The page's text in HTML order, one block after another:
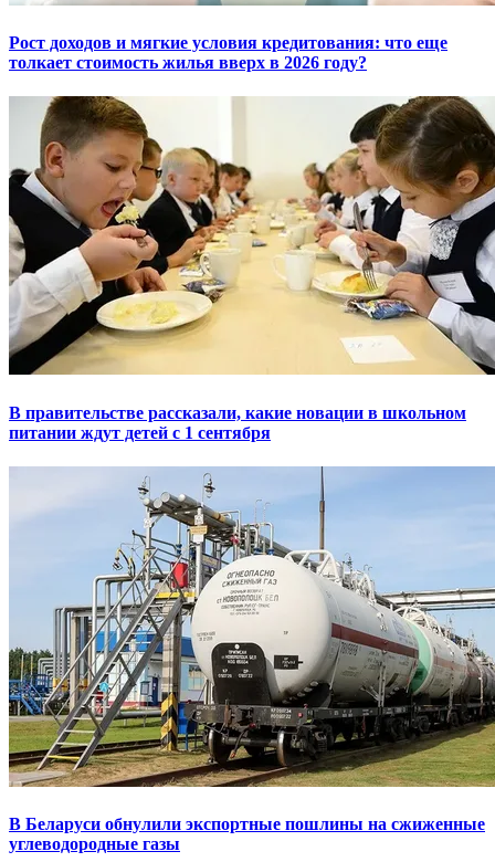
Рост доходов и мягкие условия кредитования: что еще
толкает стоимость жилья вверх в 2026 году?
В правительстве рассказали, какие новации в школьном
питании ждут детей с 1 сентября
В Беларуси обнулили экспортные пошлины на сжиженные
углеводородные газы